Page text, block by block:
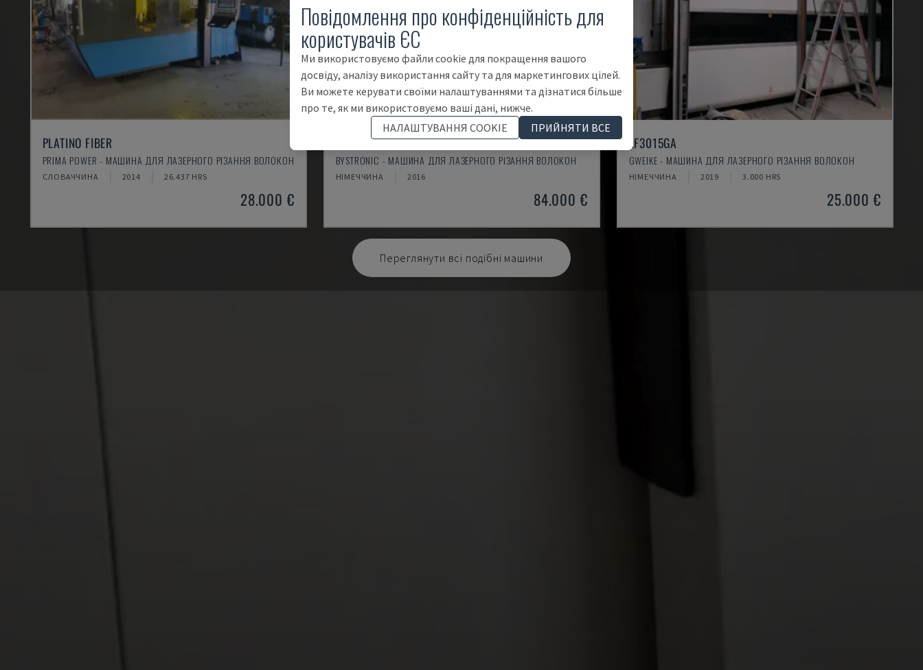
PLATINO FIBER
PRIMA POWER - МАШИНА ДЛЯ ЛАЗЕРНОГО РІЗАННЯ ВОЛОКОН
СЛОВАЧЧИНА 2014 26.437 HRS
28.000 €
BYSPRINT FIBER 3015
BYSTRONIC - МАШИНА ДЛЯ ЛАЗЕРНОГО РІЗАННЯ ВОЛОКОН
НІМЕЧЧИНА 2016
84.000 €
LF3015GA
GWEIKE - МАШИНА ДЛЯ ЛАЗЕРНОГО РІЗАННЯ ВОЛОКОН
НІМЕЧЧИНА 2019 3.000 HRS
25.000 €
Переглянути всі подібні машини
Повідомлення про конфіденційність для
користувачів ЄС
Ми використовуємо файли cookie для покращення вашого
досвіду, аналізу використання сайту та для маркетингових цілей.
Ви можете керувати своїми налаштуваннями та дізнатися більше
про те, як ми використовуємо ваші дані, нижче.
НАЛАШТУВАННЯ COOKIE
ПРИЙНЯТИ ВСЕ